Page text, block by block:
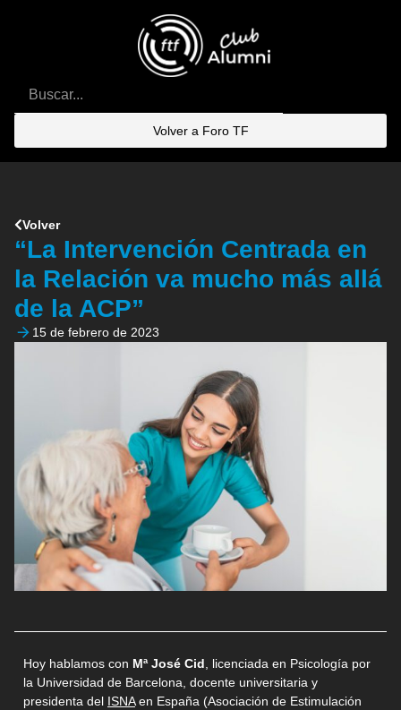
Volver a Foro TF
Volver
“La Intervención Centrada en
la Relación va mucho más allá
de la ACP”
15 de febrero de 2023
Hoy hablamos con Mª José Cid , licenciada en Psicología por
la Universidad de Barcelona, docente universitaria y
presidenta del ISNAen España (Asociación de Estimulación